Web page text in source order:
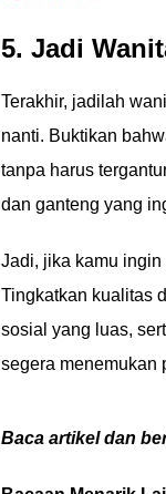
5. Jadi
Terakhir, jadilah
nanti. Buktikan
tanpa harus
dan ganteng yang
Jadi, jika kamu
Tingkatkan kualitas
sosial yang luas,
segera menemukan
Baca artikel dan